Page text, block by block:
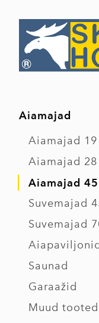
Aiamajad
Aiamajad 19
Aiamajad 28
Aiamajad
Suvemajad
Suvemajad
Aiapaviljonid
Saunad
Garaažid
Muud tooted